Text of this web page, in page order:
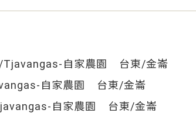
自家農園 台東/金崙
自家農園 台東/金崙
自家農園 台東/金崙